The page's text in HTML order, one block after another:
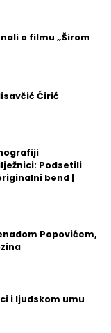
o filmu „Širom
Ćirić
Podsetili
bend |
Popovićem,
i ljudskom umu